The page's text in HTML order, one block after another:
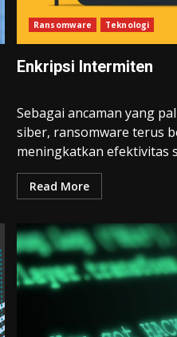
Ransomware Teknologi
Enkripsi Intermiten
Sebagai ancaman yang
siber, ransomware terus
meningkatkan efektivitas
Read More